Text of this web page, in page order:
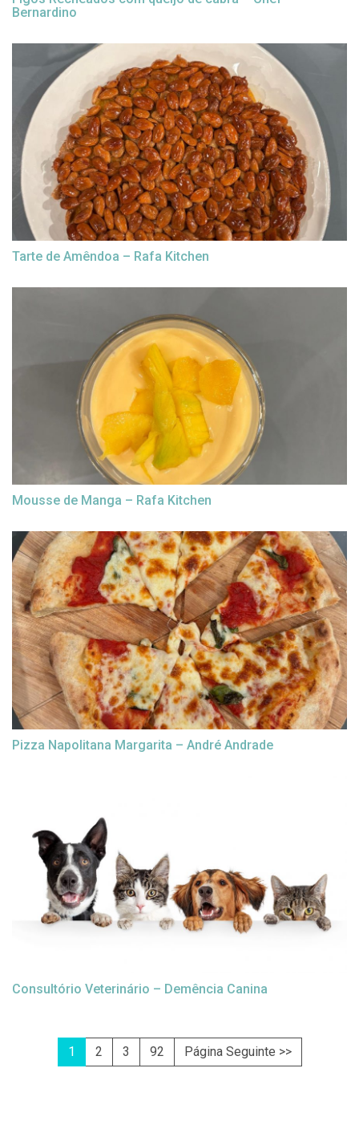
Bernardino
Tarte de Amêndoa – Rafa Kitchen
Mousse de Manga – Rafa Kitchen
Pizza Napolitana Margarita – André Andrade
Consultório Veterinário – Demência Canina
1 2 3 92 Página Seguinte >>